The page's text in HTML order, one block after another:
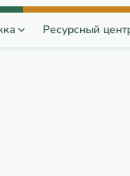
Ресурсный